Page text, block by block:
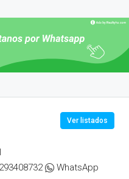
Ver listados
WhatsApp